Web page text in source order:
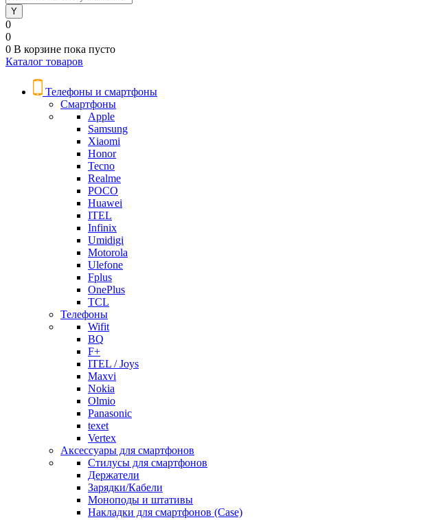
0
0
0 В корзине пока пусто
Каталог товаров
Телефоны и смартфоны
Смартфоны
Apple
Samsung
Xiaomi
Honor
Tecno
Realme
POCO
Huawei
ITEL
Infinix
Umidigi
Motorola
Ulefone
Fplus
OnePlus
TCL
Телефоны
Wifit
BQ
F+
ITEL / Joys
Maxvi
Nokia
Olmio
Panasonic
texet
Vertex
Аксессуары для смартфонов
Стилусы для смартфонов
Держатели
Зарядки/Кабели
Моноподы и штативы
Накладки для смартфонов (Case)